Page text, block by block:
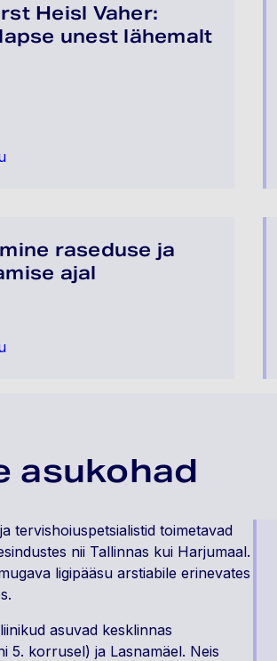
Heisl Vaher:
unest lähemalt
raseduse ja
ajal
asukohad
tervishoiuspetsialistid toimetavad
nii Tallinnas kui Harjumaal.
ligipääsu arstiabile erinevates
asuvad kesklinnas
5. korrusel) ja Lasnamäel. Neis